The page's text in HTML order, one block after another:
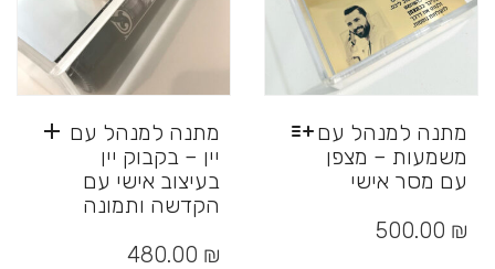
מתנה למנהל עם
יין – בקבוק יין
בעיצוב אישי עם
הקדשה ותמונה
480.00 ₪
מתנה למנהל עם
משמעות – מצפן
עם מסר אישי
זה 500.00 ₪